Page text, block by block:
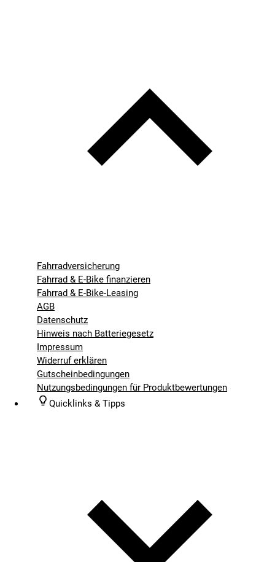
Fahrradversicherung
Fahrrad & E-Bike finanzieren
Fahrrad & E-Bike-Leasing
AGB
Datenschutz
Hinweis nach Batteriegesetz
Impressum
Widerruf erklären
Gutscheinbedingungen
Nutzungsbedingungen für Produktbewertungen
Quicklinks & Tipps